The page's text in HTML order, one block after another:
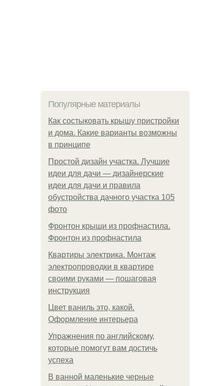
Популярные материалы
Как состыковать крышу пристройки
и дома. Какие варианты возможны
в принципе
Простой дизайн участка. Лучшие
идеи для дачи — дизайнерские
идеи для дачи и правила
обустройства дачного участка 105
фото
Фронтон крыши из профнастила.
Фронтон из профнастила
Квартиры электрика. Монтаж
электропроводки в квартире
своими руками — пошаговая
инструкция
Цвет ваниль это, какой.
Оформление интерьера
Упражнения по английскому,
которые помогут вам достичь
успеха
В ванной маленькие черные